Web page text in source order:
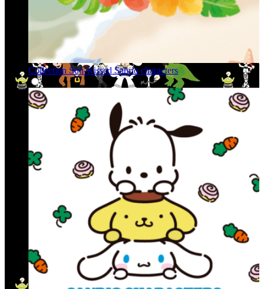
Collection Sun-Kissed Sanrio characters